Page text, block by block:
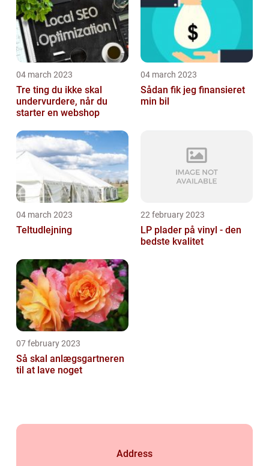
04 march 2023
Tre ting du ikke skal
undervurdere, når du
starter en webshop
04 march 2023
Sådan fik jeg finansieret
min bil
04 march 2023
Teltudlejning
22 february 2023
LP plader på vinyl - den
bedste kvalitet
07 february 2023
Så skal anlægsgartneren
til at lave noget
Address